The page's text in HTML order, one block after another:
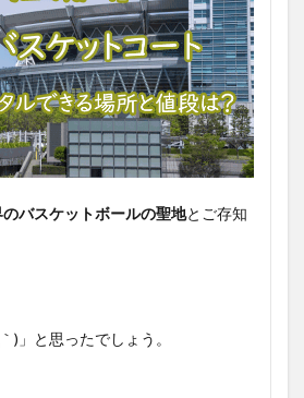
バスケットボールの聖地とご存知
)」と思ったでしょう。